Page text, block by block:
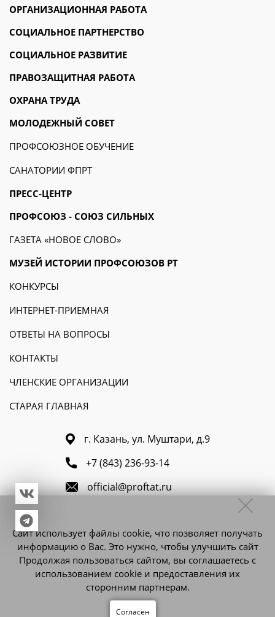
ОРГАНИЗАЦИОННАЯ РАБОТА
СОЦИАЛЬНОЕ ПАРТНЕРСТВО
СОЦИАЛЬНОЕ РАЗВИТИЕ
ПРАВОЗАЩИТНАЯ РАБОТА
ОХРАНА ТРУДА
МОЛОДЕЖНЫЙ СОВЕТ
ПРОФСОЮЗНОЕ ОБУЧЕНИЕ
САНАТОРИИ ФПРТ
ПРЕСС-ЦЕНТР
ПРОФСОЮЗ - СОЮЗ СИЛЬНЫХ
ГАЗЕТА «НОВОЕ СЛОВО»
МУЗЕЙ ИСТОРИИ ПРОФСОЮЗОВ РТ
КОНКУРСЫ
ИНТЕРНЕТ-ПРИЕМНАЯ
ОТВЕТЫ НА ВОПРОСЫ
КОНТАКТЫ
ЧЛЕНСКИЕ ОРГАНИЗАЦИИ
СТАРАЯ ГЛАВНАЯ
г. Казань, ул. Муштари, д.9
+7 (843) 236-93-14
official@proftat.ru
© Федерация профсоюзов Республики Татарстан 2007-2025
Политика конфиденциальности и оферта
Разработано в
Сайт использует файлы cookie, что позволяет получать
информацию о Вас. Это нужно, чтобы улучшить сайт
Продолжая пользоваться сайтом, вы соглашаетесь с
использованием cookie и предоставления их
сторонним партнерам.
Согласен